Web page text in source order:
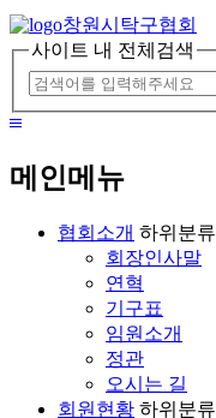
창원시탁구협회
사이트 내 전체검색
메
보
메인메뉴
협회소개 하위분류
회장인사말
연혁
기구표
임원소개
정관
오시는 길
회원현황 하위분류